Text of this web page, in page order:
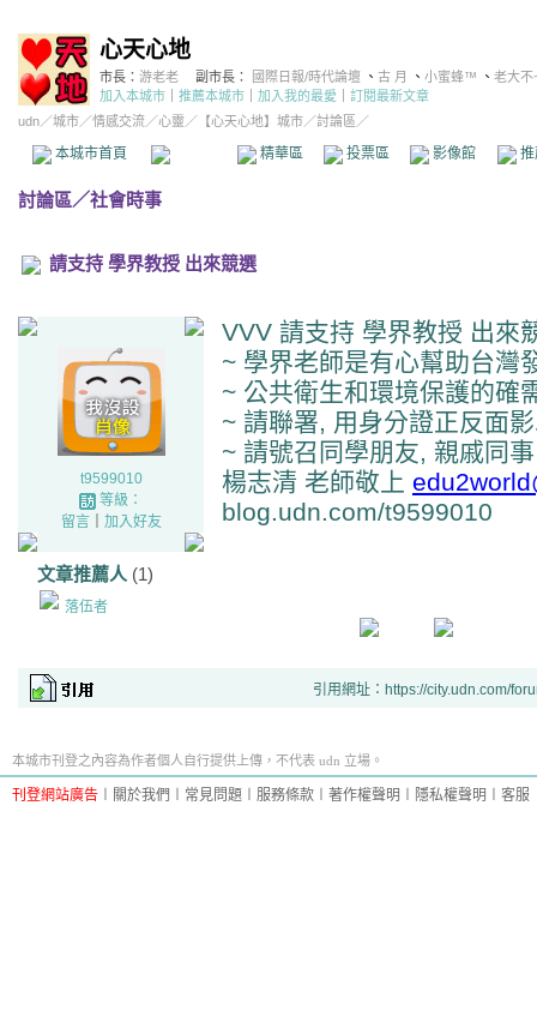
心天心地
市長： 游老老 副市長： 國際日報/時代論壇 、 古 月 、 小蜜蜂™ 、 老大不
加入本城市
推薦本城市 加入我的最愛
訂閱最新文章
udn／城市／情感交流／心靈 ／ 【心天心地】城市／討論區／
本城市首頁 精華區 投票區 影像館
討論區／社會時事
請支持 學界教授 出來競選
t9599010
等級：
留言｜ 加入好友
文章推薦人 (1)
落伍者
VVV 請支持 學界教授 出來
~ 學界老師是有心幫助台灣
~ 公共衛生和環境保護的確
~ 請聯署, 用身分證正反面
~ 請號召同學朋友, 親戚同
楊志清 老師敬上
blog.udn.com/t9599010
引用網址：https://city.udn.com/
本城市刊登之內容為作者個人自行提供上傳，不代表 udn 立場。
刊登網站廣告 關於我們 常見問題 服務條款 著作權聲明 隱私權聲明 客服